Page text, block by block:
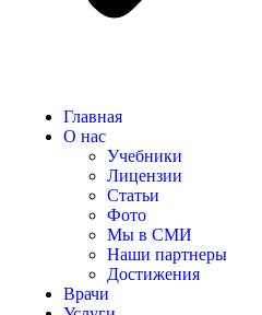
Главная
О нас
Учебники
Лицензии
Статьи
Фото
Мы в СМИ
Наши партнеры
Достижения
Врачи